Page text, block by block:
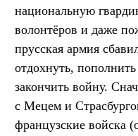
национальную
волонтёров и даже
прусская армия
отдохнуть,
закончить войну.
с Мецем и
французские войска